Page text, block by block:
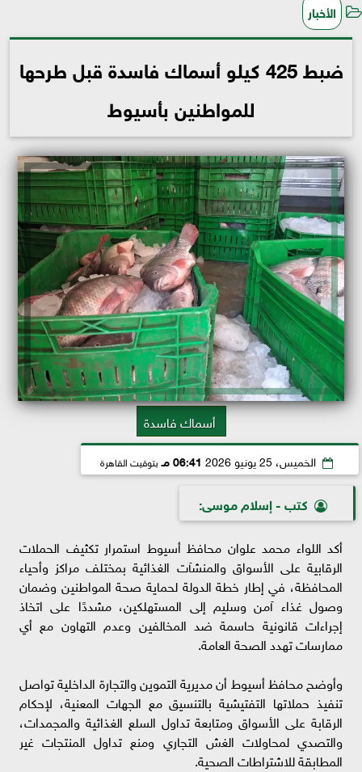
الأخبار
ضبط 425 كيلو أسماك فاسدة قبل طرحها
للمواطنين بأسيوط
أسماك فاسدة
الخميس، 25 يونيو 2026 06:41 مـ بتوقيت القاهرة
كتب - إسلام موسى:
أكد اللواء محمد علوان محافظ أسيوط استمرار تكثيف الحملات
الرقابية على الأسواق والمنشآت الغذائية بمختلف مراكز وأحياء
المحافظة، في إطار خطة الدولة لحماية صحة المواطنين وضمان
وصول غذاء آمن وسليم إلى المستهلكين، مشددًا على اتخاذ
إجراءات قانونية حاسمة ضد المخالفين وعدم التهاون مع أي
ممارسات تهدد الصحة العامة.
وأوضح محافظ أسيوط أن مديرية التموين والتجارة الداخلية تواصل
تنفيذ حملاتها التفتيشية بالتنسيق مع الجهات المعنية، لإحكام
الرقابة على الأسواق ومتابعة تداول السلع الغذائية والمجمدات،
والتصدي لمحاولات الغش التجاري ومنع تداول المنتجات غير
المطابقة للاشتراطات الصحية.